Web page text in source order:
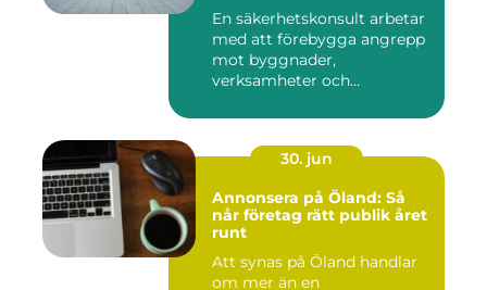
En säkerhetskonsult arbetar
med att förebygga angrepp
mot byggnader,
verksamheter och
30. jun
Annonsera på Öland: Så
når företag rätt publik året
runt
Att synas på Öland handlar
om mer än en